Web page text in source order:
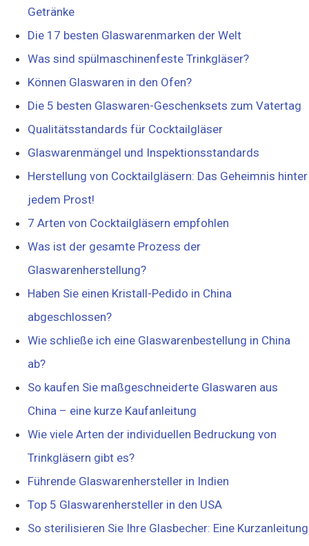
Getränke
Die 17 besten Glaswarenmarken der Welt
Was sind spülmaschinenfeste Trinkgläser?
Können Glaswaren in den Ofen?
Die 5 besten Glaswaren-Geschenksets zum Vatertag
Qualitätsstandards für Cocktailgläser
Glaswarenmängel und Inspektionsstandards
Herstellung von Cocktailgläsern: Das Geheimnis hinter
jedem Prost!
7 Arten von Cocktailgläsern empfohlen
Was ist der gesamte Prozess der
Glaswarenherstellung?
Haben Sie einen Kristall-Pedido in China
abgeschlossen?
Wie schließe ich eine Glaswarenbestellung in China
ab?
So kaufen Sie maßgeschneiderte Glaswaren aus
China – eine kurze Kaufanleitung
Wie viele Arten der individuellen Bedruckung von
Trinkgläsern gibt es?
Führende Glaswarenhersteller in Indien
Top 5 Glaswarenhersteller in den USA
So sterilisieren Sie Ihre Glasbecher: Eine Kurzanleitung